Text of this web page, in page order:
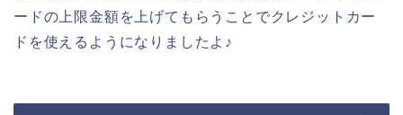
ードの上限金額を上げてもらうことでクレジットカー
ドを使えるようになりましたよ♪